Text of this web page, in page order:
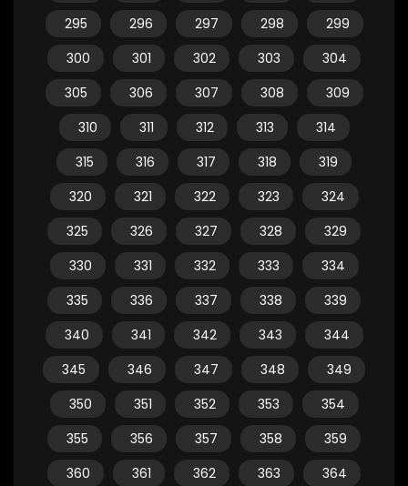
295
296 297 298
299
300
301 302 303
304
305
306 307 308
309
310
311 312 313
314
315
316 317 318
319
320
321 322 323
324
325
326 327 328
329
330
331 332 333
334
335
336 337 338
339
340
341 342 343
344
345
346 347 348
349
350
351 352 353
354
355
356 357 358
359
360
361 362 363 364